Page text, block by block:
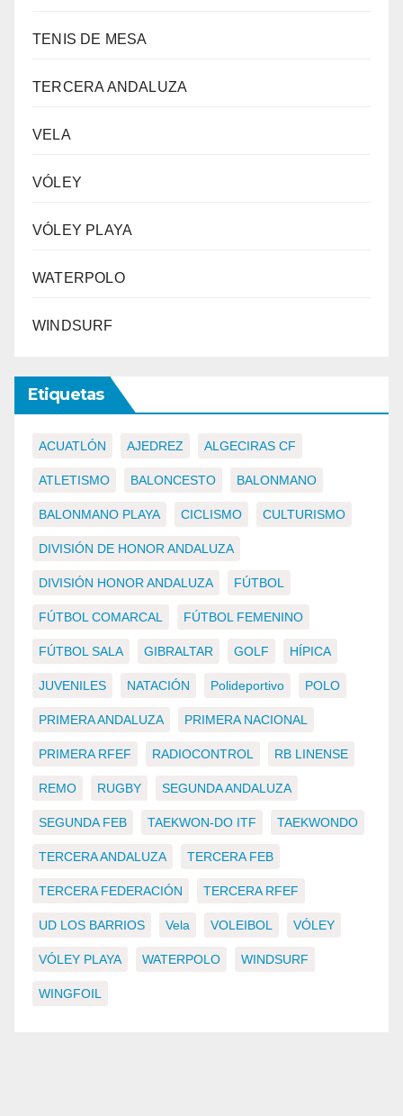
TENIS DE MESA
TERCERA ANDALUZA
VELA
VÓLEY
VÓLEY PLAYA
WATERPOLO
WINDSURF
Etiquetas
ACUATLÓN AJEDREZ ALGECIRAS CF
ATLETISMO BALONCESTO BALONMANO
BALONMANO PLAYA CICLISMO CULTURISMO
DIVISIÓN DE HONOR ANDALUZA
DIVISIÓN HONOR ANDALUZA FÚTBOL
FÚTBOL COMARCAL FÚTBOL FEMENINO
FÚTBOL SALA GIBRALTAR GOLF HÍPICA
JUVENILES NATACIÓN Polideportivo POLO
PRIMERA ANDALUZA PRIMERA NACIONAL
PRIMERA RFEF RADIOCONTROL RB LINENSE
REMO RUGBY SEGUNDA ANDALUZA
SEGUNDA FEB TAEKWON-DO ITF TAEKWONDO
TERCERA ANDALUZA TERCERA FEB
TERCERA FEDERACIÓN TERCERA RFEF
UD LOS BARRIOS Vela VOLEIBOL VÓLEY
VÓLEY PLAYA WATERPOLO WINDSURF
WINGFOIL